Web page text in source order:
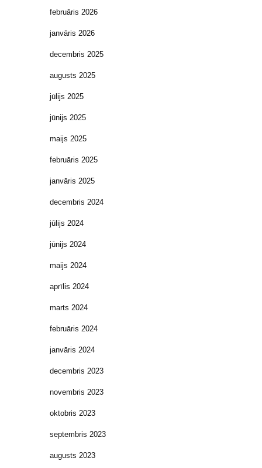
februāris 2026
janvāris 2026
decembris 2025
augusts 2025
jūlijs 2025
jūnijs 2025
maijs 2025
februāris 2025
janvāris 2025
decembris 2024
jūlijs 2024
jūnijs 2024
maijs 2024
aprīlis 2024
marts 2024
februāris 2024
janvāris 2024
decembris 2023
novembris 2023
oktobris 2023
septembris 2023
augusts 2023